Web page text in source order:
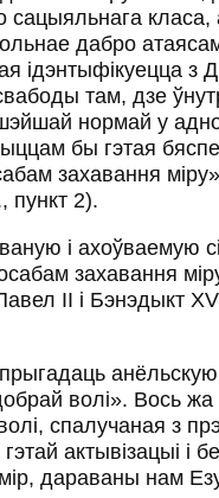
сацыяльнага
дабро
ідэнтыфікуецца з
там, дзе
нормай у
бы гэтая
захавання
пункт 2).
і ахоўваемую
захавання
ІІ і Бэнэдыкт
волі». Вось
спалучаная з
актывізацыі і
дараваны нам